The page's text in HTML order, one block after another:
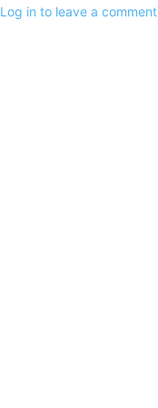
Log in to leave a comment